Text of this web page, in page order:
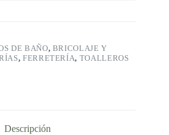
DE BAÑO, BRICOLAJE Y
, FERRETERÍA, TOALLEROS
Descripción